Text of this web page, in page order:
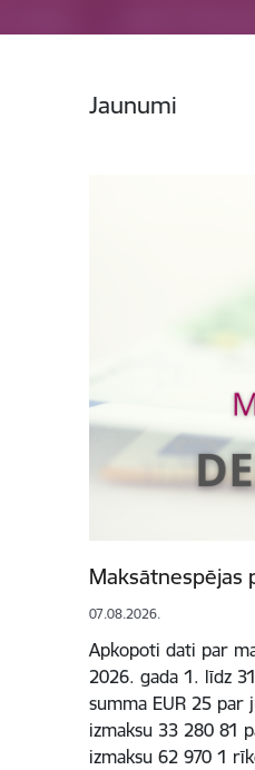
Jaunumi
Maksātnespējas
07.08.2026.
Apkopoti dati par
2026. gada 1. līdz
summa EUR 25 par
izmaksu 33 280 81
izmaksu 62 970 1